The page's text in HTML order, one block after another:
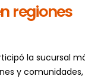
regiones
la sucursal
y comunidades,